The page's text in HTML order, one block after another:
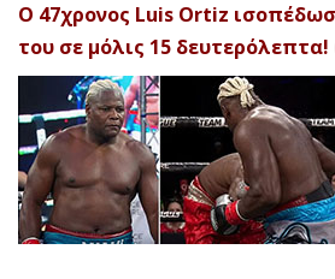
Ο 47χρονος Luis Ortiz
του σε μόλις 15 δευτερόλεπτα!